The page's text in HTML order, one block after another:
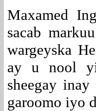
Maxamed
sacab
wargeyska
ay u nool
sheegay
garoomo iyo